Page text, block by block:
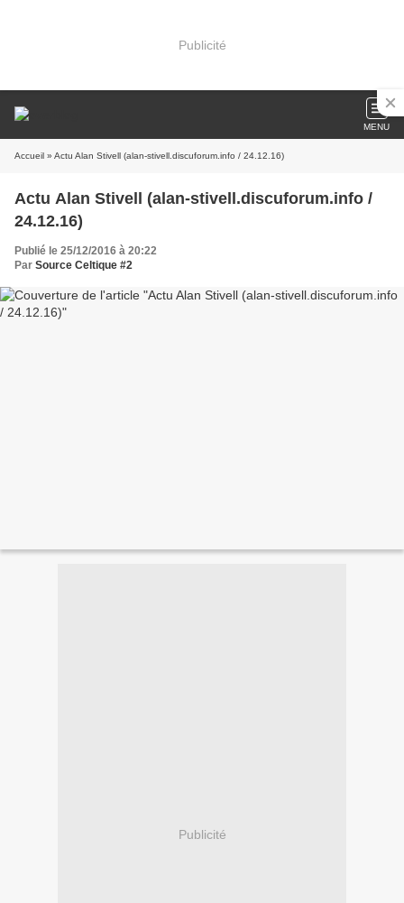
Publicité
MENU
Accueil » Actu Alan Stivell (alan-stivell.discuforum.info / 24.12.16)
Actu Alan Stivell (alan-stivell.discuforum.info /
24.12.16)
Publié le 25/12/2016 à 20:22
Par Source Celtique #2
Publicité